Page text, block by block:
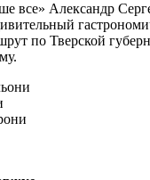
все» Александр
по Тверской